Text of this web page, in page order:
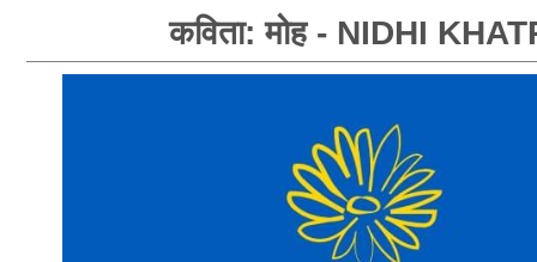
कविता: मोह - NIDHI